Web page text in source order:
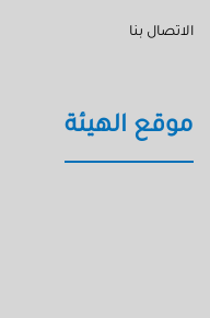
الاتصال بنا
موقع الهيئة